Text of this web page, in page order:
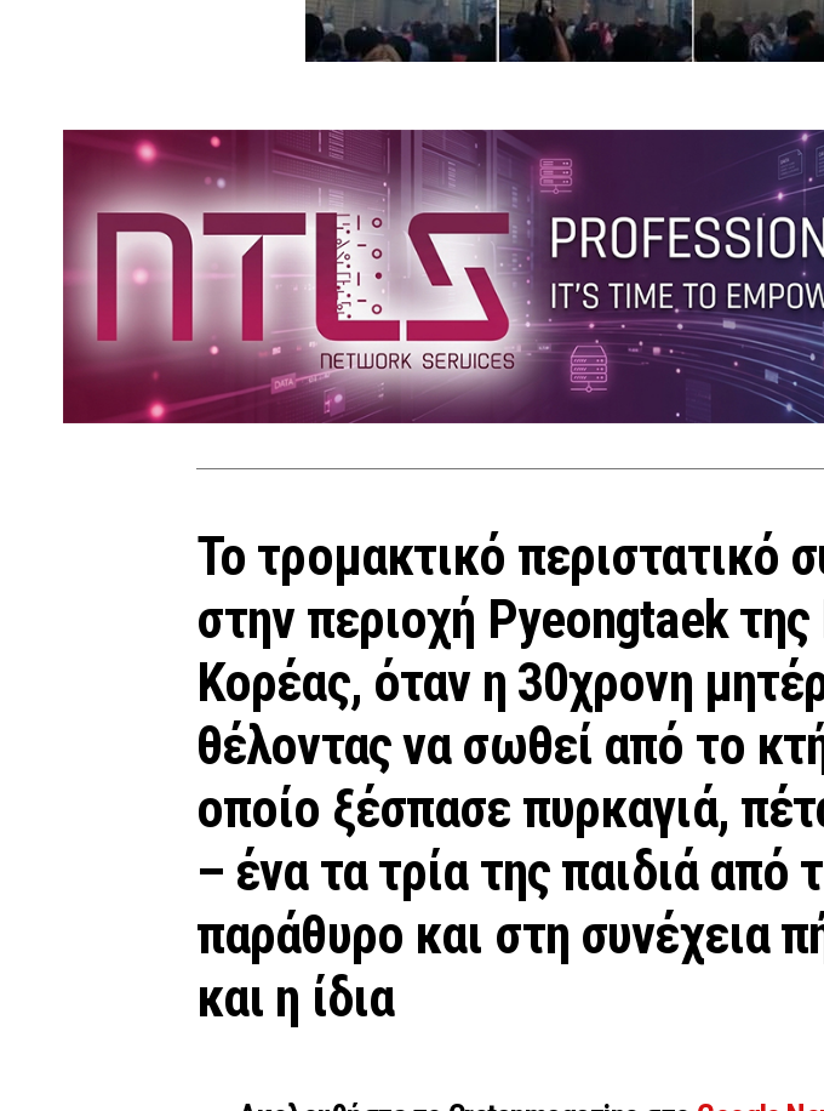
Το τρομακτικό περιστατικό
στην περιοχή Pyeongtaek
Κορέας, όταν η 30χρονη
θέλοντας να σωθεί από το
οποίο ξέσπασε πυρκαγιά,
– ένα τα τρία της παιδιά από
παράθυρο και στη συνέχεια
και η ίδια